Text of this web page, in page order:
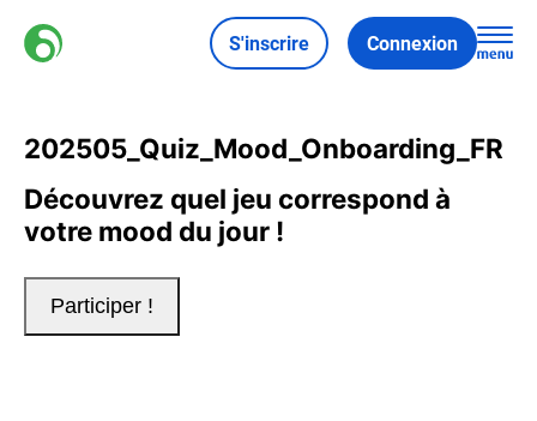
S'inscrire Connexion